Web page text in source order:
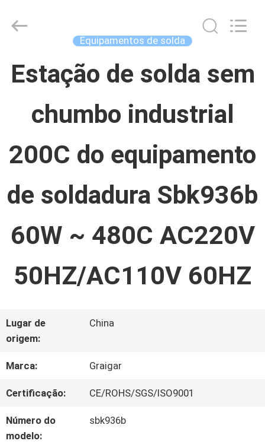
CASA
PRODUTOS
SOBRE
NÓS
EXCURSÃO
FÁBRICA
CONTROLE
CONTACTE-
Online
Market.
Developed
Equipamentos de solda
Estação de solda sem
chumbo industrial
200C do equipamento
de soldadura Sbk936b
60W ~ 480C AC220V
50HZ/AC110V 60HZ
Lugar de
origem:
China
Marca: Graigar
Certificação: CE/ROHS/SGS/ISO9001
Número do
modelo:
sbk936b